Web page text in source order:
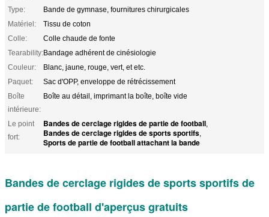
Type:
Bande de gymnase, fournitures chirurgicales
Matériel:
Tissu de coton
Colle:
Colle chaude de fonte
Tearability:Bandage adhérent de cinésiologie
Couleur:
Blanc, jaune, rouge, vert, et etc.
Paquet:
Sac d'OPP, enveloppe de rétrécissement
Boîte
intérieure:
Boîte au détail, imprimant la boîte, boîte vide
Le point
fort:
Bandes de cerclage rigides de partie de football,
Bandes de cerclage rigides de sports sportifs,
Sports de partie de football attachant la bande
Bandes de cerclage rigides de sports sportifs de
partie de football d'aperçus gratuits